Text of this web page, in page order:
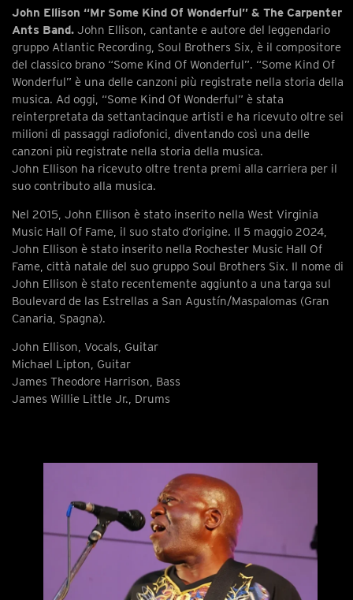
John Ellison “Mr Some Kind Of Wonderful” & The Carpenter
Ants Band. John Ellison, cantante e autore del leggendario
gruppo Atlantic Recording, Soul Brothers Six, è il compositore
del classico brano “Some Kind Of Wonderful”. “Some Kind Of
Wonderful” è una delle canzoni più registrate nella storia della
musica. Ad oggi, “Some Kind Of Wonderful” è stata
reinterpretata da settantacinque artisti e ha ricevuto oltre sei
milioni di passaggi radiofonici, diventando così una delle
canzoni più registrate nella storia della musica.
John Ellison ha ricevuto oltre trenta premi alla carriera per il
suo contributo alla musica.
Nel 2015, John Ellison è stato inserito nella West Virginia
Music Hall Of Fame, il suo stato d’origine. Il 5 maggio 2024,
John Ellison è stato inserito nella Rochester Music Hall Of
Fame, città natale del suo gruppo Soul Brothers Six. Il nome di
John Ellison è stato recentemente aggiunto a una targa sul
Boulevard de las Estrellas a San Agustín/Maspalomas (Gran
Canaria, Spagna).
John Ellison, Vocals, Guitar
Michael Lipton, Guitar
James Theodore Harrison, Bass
James Willie Little Jr., Drums